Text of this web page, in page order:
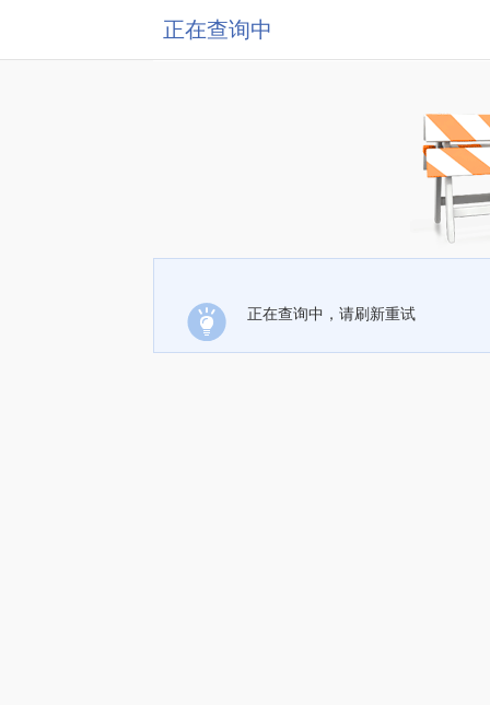
正在查询中
正在查询中，请刷新重试